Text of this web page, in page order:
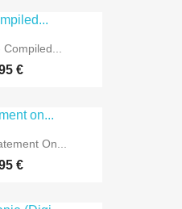
€
On...
€